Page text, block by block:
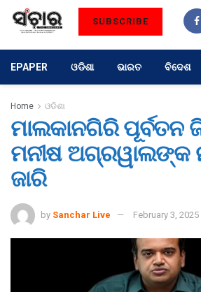
SUBSCRIBE
EPAPER ଓଡିଶା ଭାରତ ବିଦେଶ
Home ଓଡିଶା
ମାଲକାନଗିରି ପୂର୍ବତନ
ମନୀଷ ଅଗ୍ରୱାଲଙ୍କ
ଜାରି
by Sanchar Live February 3, 2025